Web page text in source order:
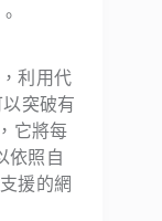
。
利用代
突破有
它將每
依照自
援的網